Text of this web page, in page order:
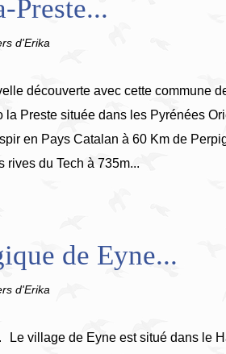
Preste...
d'Erika
découverte avec cette commune
la Preste située dans les Pyrénées
en Pays Catalan à 60 Km de
rives du Tech à 735m...
de Eyne...
d'Erika
Le village de Eyne est situé dans le